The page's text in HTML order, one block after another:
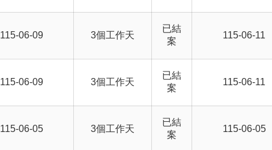
115-06-09 3個工作天
已結
案
115-06-11
115-06-09 3個工作天
已結
案
115-06-11
115-06-05 3個工作天
已結
案
115-06-05